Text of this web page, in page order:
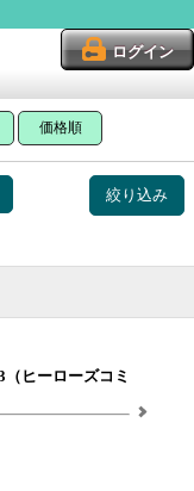
ログイン
価格順
絞り込み
ヒーローズコミ